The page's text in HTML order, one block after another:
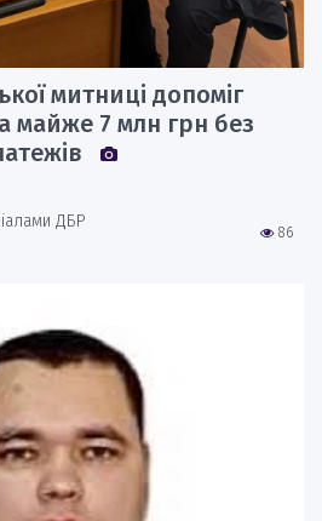
митниці допоміг
майже 7 млн грн без
86
ДБР